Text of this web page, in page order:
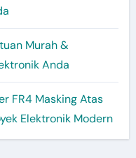
Murah &
Anda
FR4 Masking Atas
Elektronik Modern